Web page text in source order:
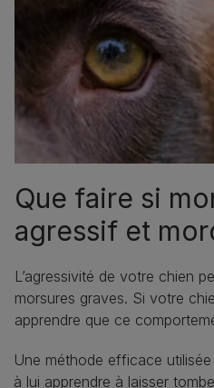
Que faire si
agressif et
L’agressivité de votre chien
morsures graves. Si votre
apprendre que ce
Une méthode efficace
à lui apprendre à laisser